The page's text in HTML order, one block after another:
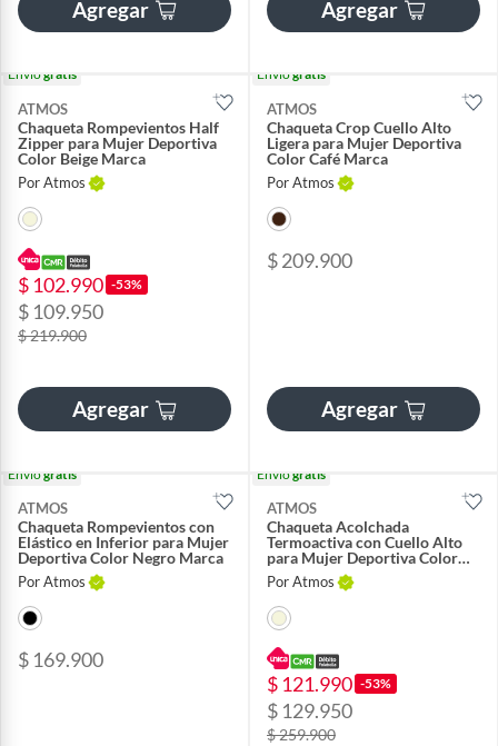
Agregar Agregar
Envíogratis
ATMOS
Chaqueta Rompevientos Half
Zipper para Mujer Deportiva
Color Beige Marca
Por Atmos
$ 102.990 -53%
$ 109.950
$ 219.900
Agregar
Envíogratis
ATMOS
Chaqueta Crop Cuello Alto
Ligera para Mujer Deportiva
Color Café Marca
Por Atmos
$ 209.900
Agregar
Envíogratis
ATMOS
Chaqueta Rompevientos con
Elástico en Inferior para Mujer
Deportiva Color Negro Marca
Por Atmos
$ 169.900
Envíogratis
ATMOS
Chaqueta Acolchada
Termoactiva con Cuello Alto
para Mujer Deportiva Color
Beige Marca
Por Atmos
$ 121.990 -53%
$ 129.950
$ 259.900